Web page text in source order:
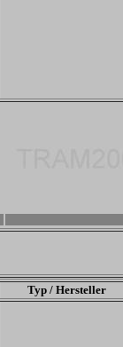
Typ / Hersteller